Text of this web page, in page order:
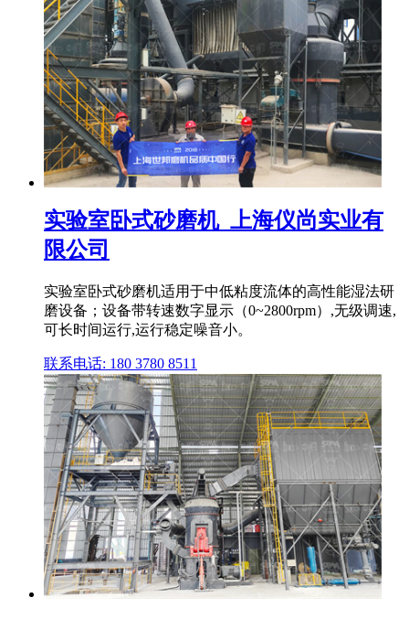
实验室卧式砂磨机_上海仪尚实业有
限公司
实验室卧式砂磨机适用于中低粘度流体的高性能湿法研
磨设备；设备带转速数字显示（0~2800rpm）,无级调速,
可长时间运行,运行稳定噪音小。
联系电话: 180 3780 8511